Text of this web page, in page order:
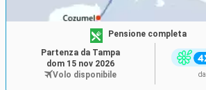
Pensione completa
da
Partenza da Tampa
dom 15 nov 2026
Volo disponibile